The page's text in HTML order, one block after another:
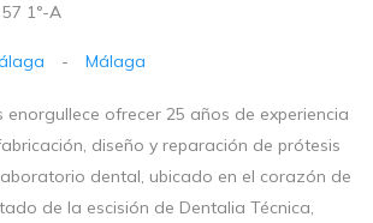
1°-A
- Málaga
enorgullece ofrecer 25 años de experiencia
diseño y reparación de prótesis
dental, ubicado en el corazón de
de la escisión de Dentalia Técnica,